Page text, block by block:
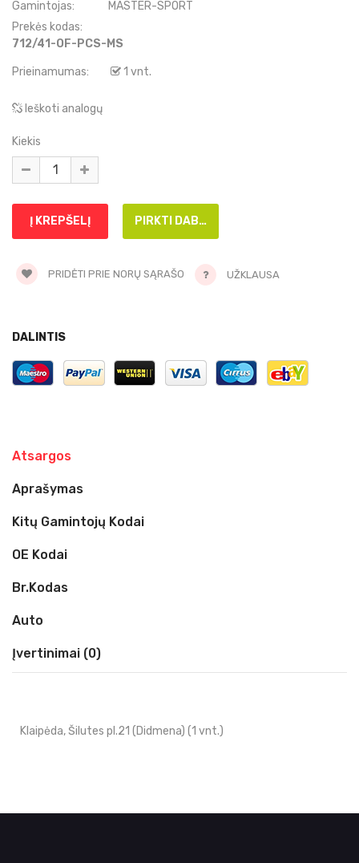
Gamintojas:
MASTER-SPORT
Prekės kodas:
712/41-OF-PCS-MS
Prieinamumas: 1 vnt.
Ieškoti analogų
Kiekis
PRIDĖTI PRIE NORŲ SĄRAŠO UŽKLAUSA
DALINTIS
Atsargos
Aprašymas
Kitų Gamintojų Kodai
OE Kodai
Br.kodas
Auto
Įvertinimai (0)
Klaipėda, Šilutes pl.21 (Didmena) (1 vnt.)